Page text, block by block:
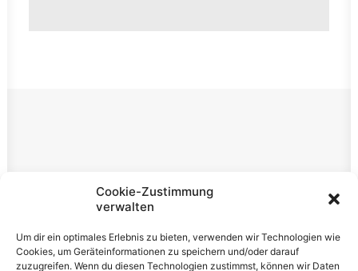
Cookie-Zustimmung
verwalten
Um dir ein optimales Erlebnis zu bieten, verwenden wir Technologien wie
Cookies, um Geräteinformationen zu speichern und/oder darauf
zuzugreifen. Wenn du diesen Technologien zustimmst, können wir Daten
Rechtliches
Datenschutzerklärung
Cookie-Richtlinie (EU)